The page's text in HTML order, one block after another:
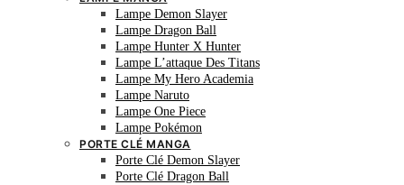
Lampe Demon Slayer
Lampe Dragon Ball
Lampe Hunter X Hunter
Lampe L’attaque Des Titans
Lampe My Hero Academia
Lampe Naruto
Lampe One Piece
Lampe Pokémon
PORTE CLÉ MANGA
Porte Clé Demon Slayer
Porte Clé Dragon Ball